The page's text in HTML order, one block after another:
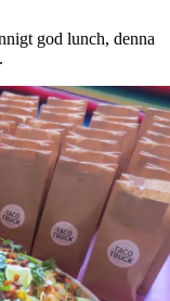
god lunch, denna